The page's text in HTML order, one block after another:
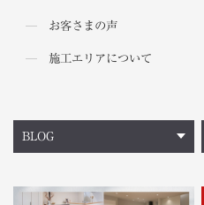
お客さまの声
施工エリアについて
BLOG